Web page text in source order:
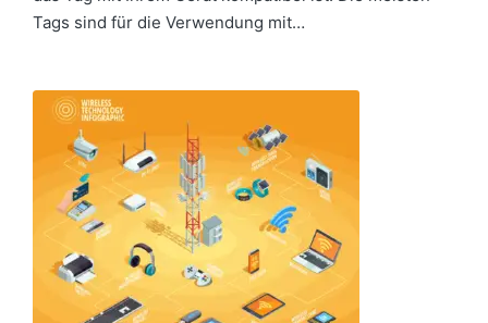
Tags sind für die Verwendung mit…